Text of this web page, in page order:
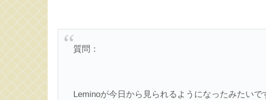
質問：
Leminoが今日から見られるようになったみたいで